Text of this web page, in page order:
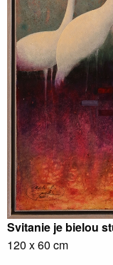
Svitanie je bielou
120 x 60 cm